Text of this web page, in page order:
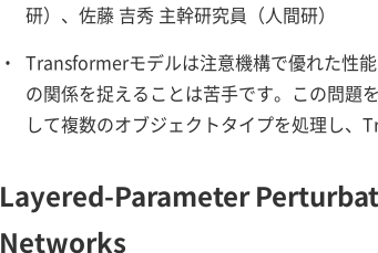
研）、佐藤 吉秀 主幹研究員（人間研）
・ Transformerモデルは注意機構で優れた性
の関係を捉えることは苦手です。この問題
して複数のオブジェクトタイプを処理し、
Layered-Parameter
Networks